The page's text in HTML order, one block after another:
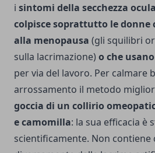
i sintomi della secchezza
colpisce soprattutto le donne
alla menopausa (gli squilibri
sulla lacrimazione) o che
per via del lavoro. Per calmare
arrossamento il metodo
goccia di un collirio
e camomilla: la sua effi­cacia è
scientifica­mente. Non contiene